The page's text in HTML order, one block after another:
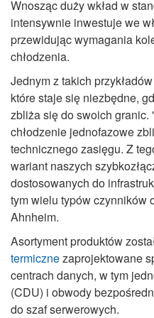
Wnosząc duży wkład w
intensywnie inwestuje we
przewidując wymagania
chłodzenia.
Jednym z takich
które staje się niezbędne,
zbliża się do swoich
chłodzenie jednofazowe
technicznego zasięgu. Z
wariant naszych
dostosowanych do
tym wielu typów czynników
Ahnheim.
Asortyment produktów
termicznezaprojektowane
centrach danych, w tym
(CDU) i obwody
do szaf serwerowych.